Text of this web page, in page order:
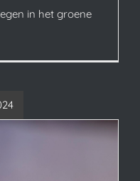
in het groene